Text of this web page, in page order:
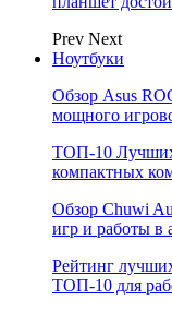
Prev Next
Ноутбуки
Обзор Asus
мощного
ТОП-10
компактных
Обзор Chuwi
игр и работы в
Рейтинг
ТОП-10 для